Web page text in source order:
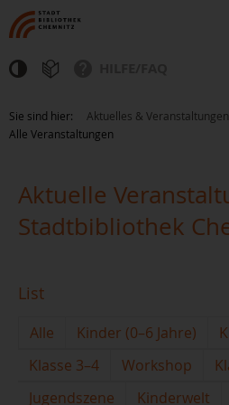
Finden Sie Informationen, Bücher, CDs &
Zeitschriften und vieles mehr...
Sie sind hier: Aktuelles & Veranstaltungen
Alle Veranstaltungen
Aktuelle
Stadtbibliothek
List
Alle Kinder (0–6 Jahre)
Klasse 3–4
Workshop
Jugendszene
Kinderwelt